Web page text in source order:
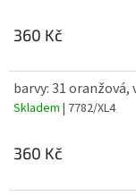
360 Kč
barvy: 31 oranžová,
Skladem | 7782/XL4
360 Kč